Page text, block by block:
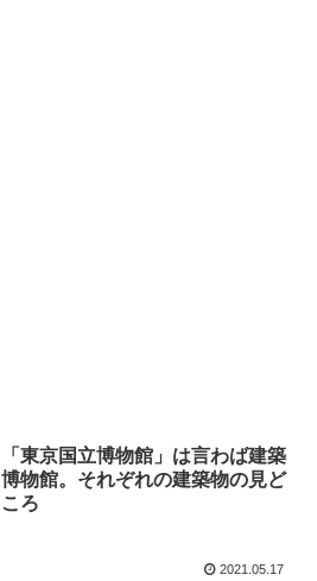
「東京国立博物館」は言わば建築
博物館。それぞれの建築物の見ど
ころ
2021.05.17